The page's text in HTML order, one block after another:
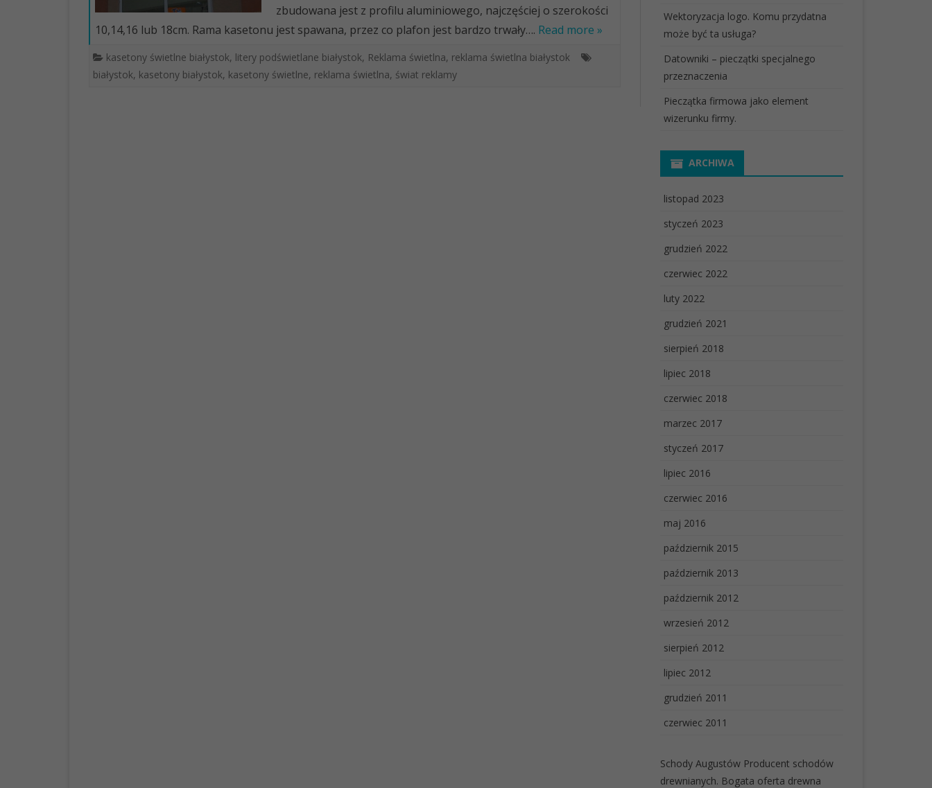
zbudowana jest z profilu aluminiowego, najczęściej o szerokości
10,14,16 lub 18cm. Rama kasetonu jest spawana, przez co plafon jest bardzo trwały…. Read more »
kasetony świetlne białystok, litery podświetlane białystok, Reklama świetlna, reklama świetlna białystok
białystok, kasetony białystok, kasetony świetlne, reklama świetlna, świat reklamy
Wektoryzacja logo. Komu przydatna
może być ta usługa?
Datowniki – pieczątki specjalnego
przeznaczenia
Pieczątka firmowa jako element
wizerunku firmy.
ARCHIWA
listopad 2023
styczeń 2023
grudzień 2022
czerwiec 2022
luty 2022
grudzień 2021
sierpień 2018
lipiec 2018
czerwiec 2018
marzec 2017
styczeń 2017
lipiec 2016
czerwiec 2016
maj 2016
październik 2015
październik 2013
październik 2012
wrzesień 2012
sierpień 2012
lipiec 2012
grudzień 2011
czerwiec 2011
Schody Augustów Producent schodów
drewnianych. Bogata oferta drewna